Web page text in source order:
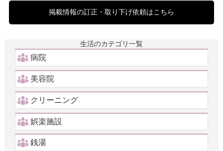
掲載情報の訂正・取り下げ依頼はこちら
生活のカテゴリ一覧
病院
美容院
クリーニング
娯楽施設
銭湯